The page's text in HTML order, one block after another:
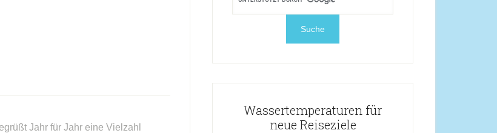
Jahr für Jahr eine Vielzahl
Wassertemperaturen für
neue Reiseziele